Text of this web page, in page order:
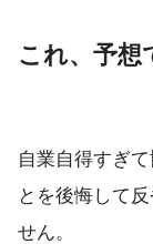
これ、予想
自業自得すぎ
とを後悔して
せん。